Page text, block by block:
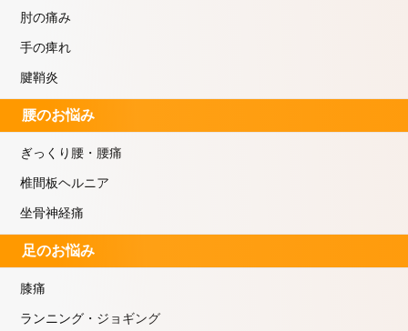
肘の痛み
手の痺れ
腱鞘炎
腰のお悩み
ぎっくり腰・腰痛
椎間板ヘルニア
坐骨神経痛
足のお悩み
膝痛
ランニング・ジョギング